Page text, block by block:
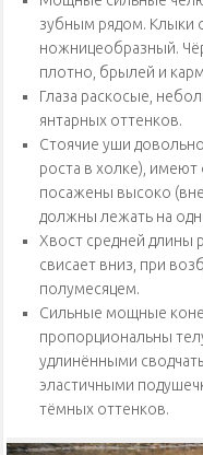
зубным рядом. Клыки
ножницеобразный.
плотно, брылей и
Глаза раскосые,
янтарных оттенков.
Стоячие уши
роста в холке), имеют
посажены высоко
должны лежать на
Хвост средней длины
свисает вниз, при
полумесяцем.
Сильные мощные
пропорциональны
удлинёнными
эластичными
тёмных оттенков.